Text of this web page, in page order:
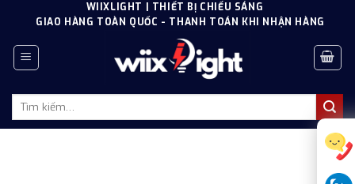
content
WIIXLIGHT | THIẾT BỊ CHIẾU SÁNG
GIAO HÀNG TOÀN QUỐC - THANH TOÁN KHI NHẬN HÀNG
Tìm